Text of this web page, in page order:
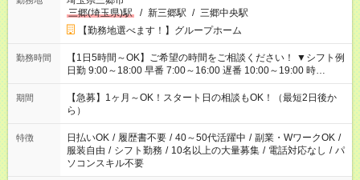
三郷(埼玉県)駅
/ 新三郷駅 / 三郷中央駅
【勤務地選べます！】グループホーム
勤務時間
【1日5時間～OK】ご希望の時間をご相談ください！ ▼シフト例
日勤 9:00～18:00 早番 7:00～16:00 遅番 10:00～19:00 時
短 10:00～15:00 上記はあくまで一例です。 「夕方までには帰宅
しておきたい」 「朝はゆっくりのスタートがいい」 「お昼の時
間を有効に使いたい」 など、ご希望があれば教えてください
ね。
期間
【急募】1ヶ月～OK！スタート日の相談もOK！（最短2日後か
ら）
特徴 日払いOK / 履歴書不要 / 40～50代活躍中 / 副業・WワークOK /
服装自由 / シフト勤務 / 10名以上の大量募集 / 電話対応なし / パ
ソコンスキル不要